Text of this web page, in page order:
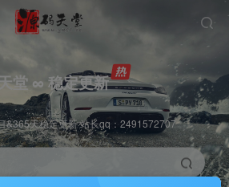
堂 ∞ 稳定更新
&365天稳定更新 站长qq：2491572707